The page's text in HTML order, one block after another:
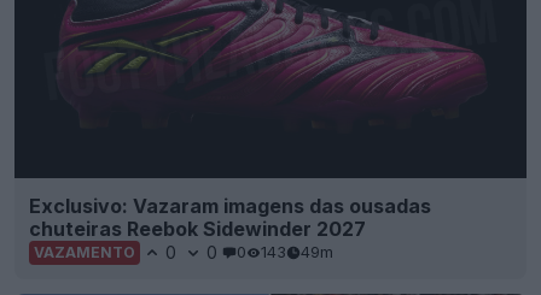
Exclusivo: Vazaram imagens das ousadas
chuteiras Reebok Sidewinder 2027
VAZAMENTO 0 0 0 143 49m